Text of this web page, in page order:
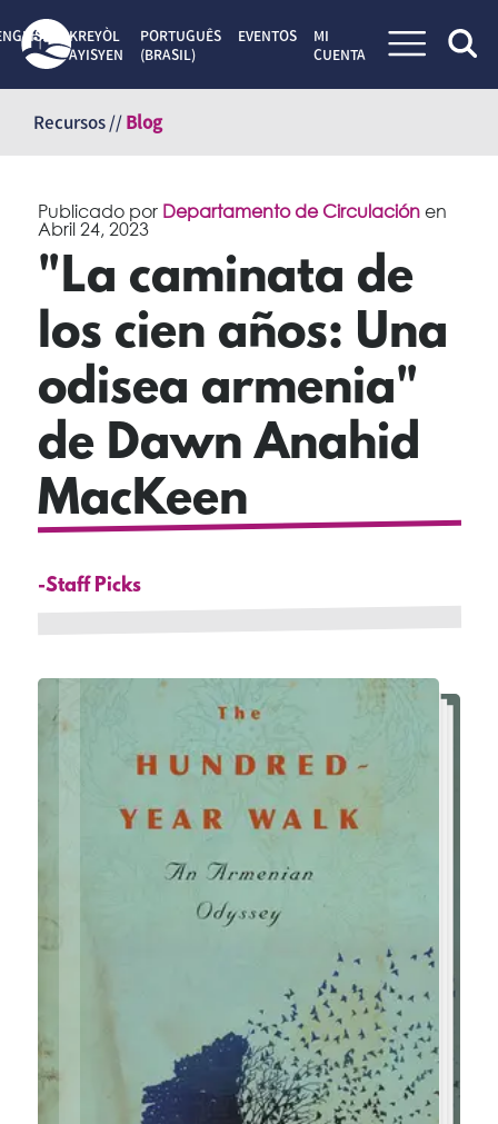
contenido
KREYÒL
AYISYEN
PORTUGUÊS
(BRASIL)
EVENTOS
MI
CUENTA
Recursos //Blog
Publicado por Departamento de Circulaciónen
Abril 24, 2023
"La caminata de
los cien años: Una
odisea armenia"
de Dawn Anahid
MacKeen
-Staff Picks